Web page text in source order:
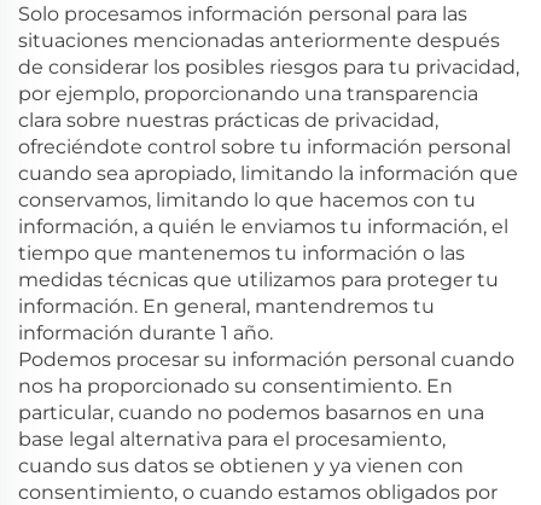
Solo procesamos información personal para las
situaciones mencionadas anteriormente después
de considerar los posibles riesgos para tu privacidad,
por ejemplo, proporcionando una transparencia
clara sobre nuestras prácticas de privacidad,
ofreciéndote control sobre tu información personal
cuando sea apropiado, limitando la información que
conservamos, limitando lo que hacemos con tu
información, a quién le enviamos tu información, el
tiempo que mantenemos tu información o las
medidas técnicas que utilizamos para proteger tu
información. En general, mantendremos tu
información durante 1 año.
Podemos procesar su información personal cuando
nos ha proporcionado su consentimiento. En
particular, cuando no podemos basarnos en una
base legal alternativa para el procesamiento,
cuando sus datos se obtienen y ya vienen con
consentimiento, o cuando estamos obligados por